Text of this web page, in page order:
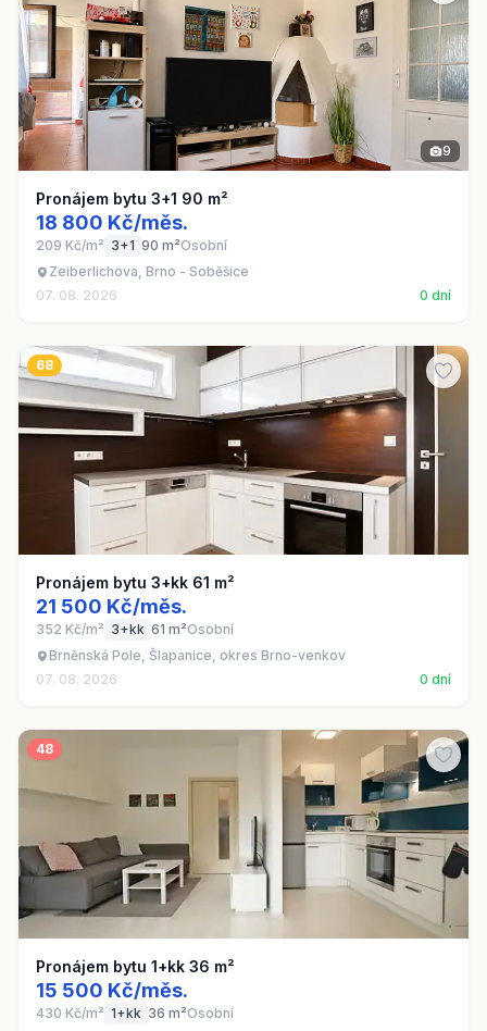
9
Pronájem bytu 3+1 90 m²
18 800 Kč/měs.
209 Kč/m² 3+1 90 m²Osobní
Zeiberlichova, Brno - Soběšice
07. 08. 2026
0 dní
68
Pronájem bytu 3+kk 61 m²
21 500 Kč/měs.
352 Kč/m² 3+kk 61 m²Osobní
Brněnská Pole, Šlapanice, okres Brno-venkov
07. 08. 2026
0 dní
48
Pronájem bytu 1+kk 36 m²
15 500 Kč/měs.
430 Kč/m² 1+kk 36 m²Osobní